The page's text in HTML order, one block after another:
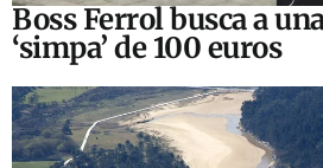
Boss Ferrol busca a
‘simpa’ de 100 euros